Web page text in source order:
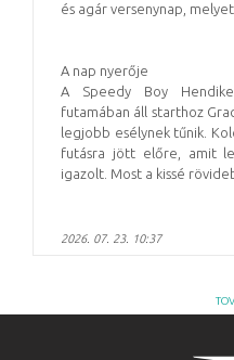
és agár versenynap,
A nap nyerője
A Speedy Boy
futamában áll starthoz
legjobb esélynek tűnik.
futásra jött előre, amit
igazolt. Most a kissé
2026. 07. 23. 10:37